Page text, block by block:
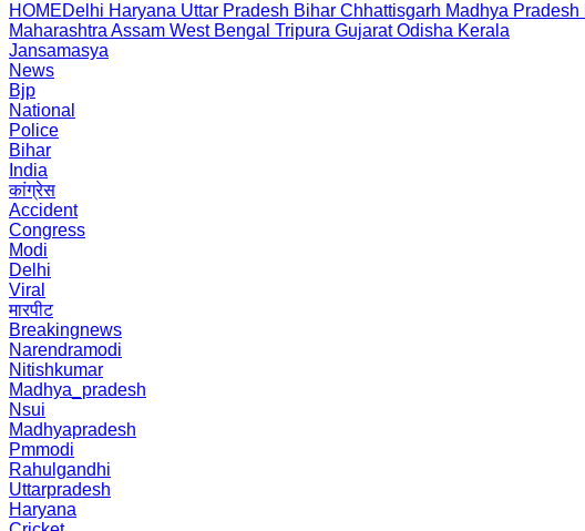
HOMEDelhi Haryana Uttar Pradesh Bihar Chhattisgarh Madhya Pradesh
Maharashtra Assam West Bengal Tripura Gujarat Odisha Kerala
Jansamasya
News
Bjp
National
Police
Bihar
India
कांग्रेस
Accident
Congress
Modi
Delhi
Viral
मारपीट
Breakingnews
Narendramodi
Nitishkumar
Madhya_pradesh
Nsui
Madhyapradesh
Pmmodi
Rahulgandhi
Uttarpradesh
Haryana